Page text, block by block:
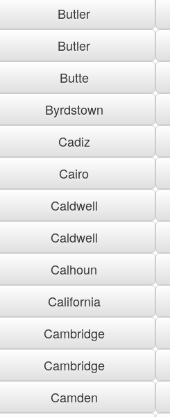
Butler
Butler
Butte
Byrdstown
Cadiz
Cairo
Caldwell
Caldwell
Calhoun
California
Cambridge
Cambridge
Camden